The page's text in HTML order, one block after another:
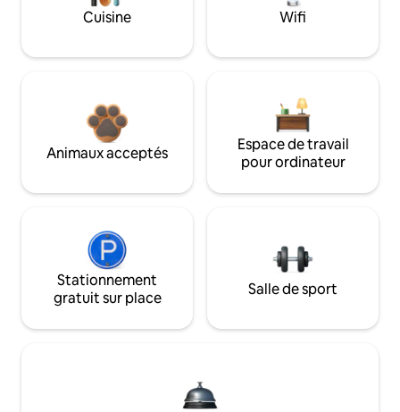
Cuisine Wifi
Animaux acceptés
Espace de travail
pour ordinateur
Stationnement
gratuit sur place
Salle de sport